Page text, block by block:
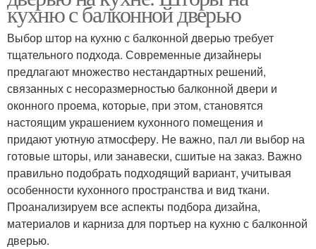
кухню с балконной дверью
Выбор штор на кухню с балконной дверью требует
тщательного подхода. Современные дизайнеры
предлагают множество нестандартных решений,
связанных с несоразмерностью балконной двери и
оконного проема, которые, при этом, становятся
настоящим украшением кухонного помещения и
придают уютную атмосферу. Не важно, пал ли выбор на
готовые шторы, или занавески, сшитые на заказ. Важно
правильно подобрать подходящий вариант, учитывая
особенности кухонного пространства и вид ткани.
Проанализируем все аспекты подбора дизайна,
материалов и карниза для портьер на кухню с балконной
дверью.